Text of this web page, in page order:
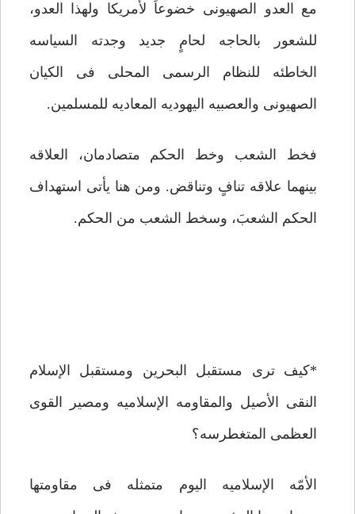
مع العدو الصهیونی خضوعاً لأمریکا ولهذا العدو،
للشعور بالحاجه لحامٍ جدید وجدته السیاسه
الخاطئه للنظام الرسمی المحلی فی الکیان
الصهیونی والعصبیه الیهودیه المعادیه للمسلمین.
فخط الشعب وخط الحکم متصادمان، العلاقه
بینهما علاقه تنافٍ وتناقض. ومن هنا یأتی استهداف
الحکم الشعبَ، وسخط الشعب من الحکم.
*کیف ترى مستقبل البحرین ومستقبل الإسلام
النقی الأصیل والمقاومه الإسلامیه ومصیر القوى
العظمى المتغطرسه؟
الأمّه الإسلامیه الیوم متمثله فی مقاومتها